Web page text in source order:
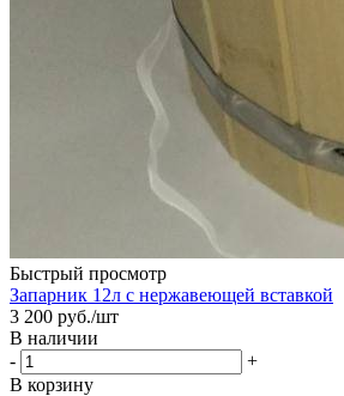
Быстрый просмотр
Запарник 12л с нержавеющей вставкой
3 200 руб./шт
В наличии
-
+
В корзину